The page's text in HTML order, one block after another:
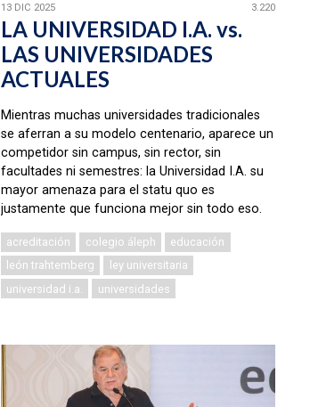
13 DIC 2025 3.220
LA UNIVERSIDAD I.A. vs.
LAS UNIVERSIDADES
ACTUALES
Mientras muchas universidades tradicionales
se aferran a su modelo centenario, aparece un
competidor sin campus, sin rector, sin
facultades ni semestres: la Universidad I.A. su
mayor amenaza para el statu quo es
justamente que funciona mejor sin todo eso.
acreditación colegio áleph
educación
león trahtemberg
ley universitaria
universidad i.a.
universidades